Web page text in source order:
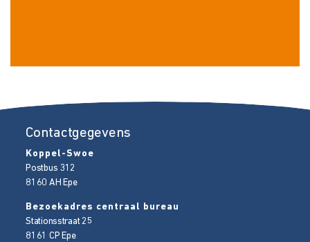
Contactgegevens
Koppel-Swoe
Postbus 312
8160 AH Epe
Bezoekadres centraal bureau
Stationsstraat 25
8161 CP Epe